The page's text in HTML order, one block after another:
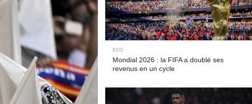
ECO
Mondial 2026 : la FIFA a doublé ses
revenus en un cycle